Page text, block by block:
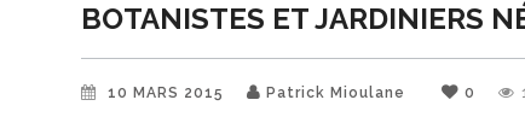
BOTANISTES ET JARDINIERS
10 MARS 2015 Patrick Mioulane 0